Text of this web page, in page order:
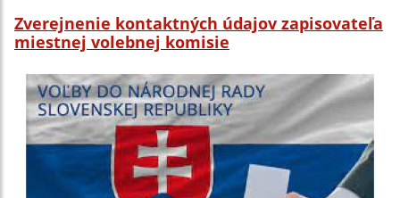
Zverejnenie kontaktných údajov zapisovateľa
miestnej volebnej komisie